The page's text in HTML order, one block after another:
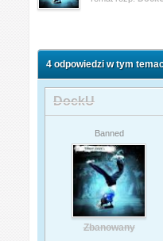
4 odpowiedzi w tym
DockU
Banned
Zbanowany